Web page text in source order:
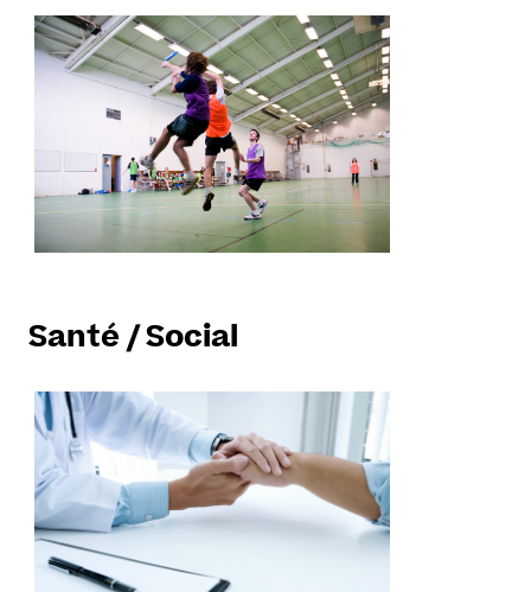
Santé / Social